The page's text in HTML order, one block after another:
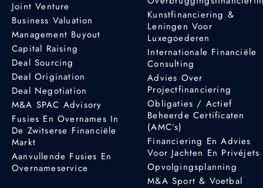
Joint Venture
Business Valuation
Management Buyout
Capital Raising
Deal Sourcing
Deal Origination
Deal Negotiation
M&A SPAC Advisory
Fusies En Overnames In
De Zwitserse Financiële
Markt
Aanvullende Fusies En
Overnameservice
Kunstfinanciering &
Leningen Voor
Luxegoederen
Internationale Financiële
Consulting
Advies Over
Projectfinanciering
Obligaties / Actief
Beheerde Certificaten
(AMC’s)
Financiering En Advies
Voor Jachten En Privéjets
Opvolgingsplanning
M&A Sport & Voetbal